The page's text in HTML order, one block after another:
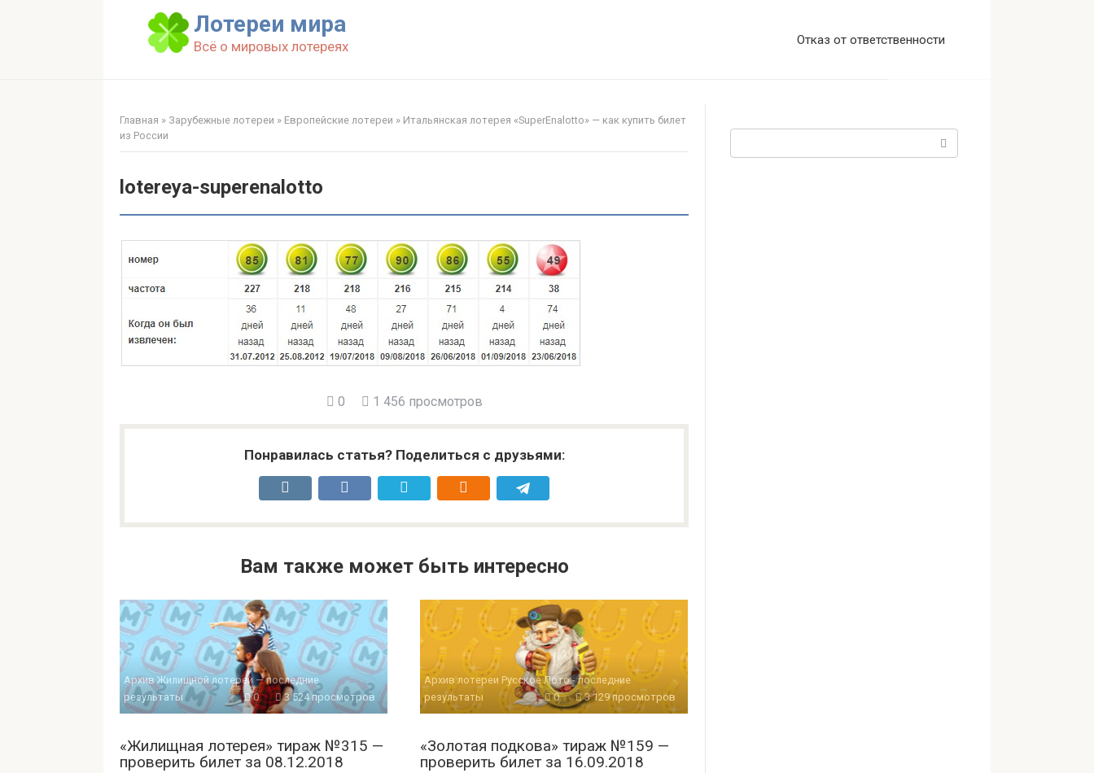
Лотереи мира
Всё о мировых лотереях Отказ от ответственности
Главная » Зарубежные лотереи » Европейские лотереи » Итальянская лотерея «SuperEnalotto» — как купить билет
из России
lotereya-superenalotto
0 1 456 просмотров
Понравилась статья? Поделиться с друзьями:
Вам также может быть интересно
Архив Жилищной лотереи — последние
результаты
0 3 524 просмотров
«Жилищная лотерея» тираж №315 —
проверить билет за 08.12.2018
Архив лотереи Русское Лото - последние
результаты
0 3 129 просмотров
«Золотая подкова» тираж №159 —
проверить билет за 16.09.2018